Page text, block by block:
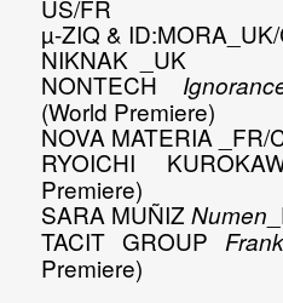
US/FR
µ-ZIQ & ID:MORA
NIKNAK_UK
NONTECH
(World Premiere)
NOVA MATERIA_FR/
RYOICHI
Premiere)
SARA MUÑIZ Numen
TACIT GROUP
Premiere)
NEWSLETTER
Suscribete para estar
noticias del festival.
Al hacer click en el
aceptando las